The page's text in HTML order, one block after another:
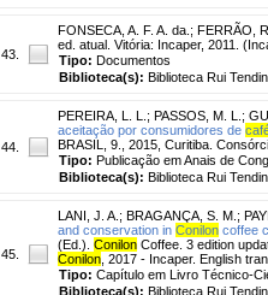
43.
FONSECA, A. F. A. da. ; FERRÃO,
ed. atual. Vitória: Incaper, 2011.
Tipo: Documentos
Biblioteca(s): Biblioteca Rui
44.
PEREIRA, L. L. ; PASSOS, M. L. ;
aceitação por consumidores de
BRASIL, 9., 2015, Curitiba.
Tipo: Publicação em Anais de
Biblioteca(s): Biblioteca Rui
45.
LANI, J. A. ; BRAGANÇA, S. M. ;
and conservation in Conilon coffee
(Ed.). Conilon Coffee. 3 edition
Conilon , 2017 - Incaper. English
Tipo: Capítulo em Livro Técnico-
Biblioteca(s): Biblioteca Rui